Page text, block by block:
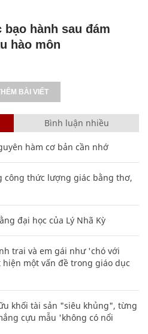
hành sau đám
hào môn
BÀI VIẾT
Bình luận nhiều
hàm cơ bản cần nhớ
công thức lượng giác bằng thơ,
đại học của Lý Nhã Kỳ
trai và em gái như 'chó với
một vấn đề trong giáo dục
khối tài sản "siêu khủng", từng
cựu mẫu 'không có nổi